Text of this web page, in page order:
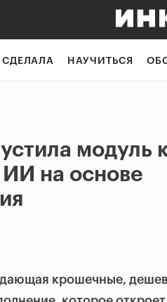
СДЕЛАЛА НАУЧИТЬСЯ
модуль
на основе
крошечные,